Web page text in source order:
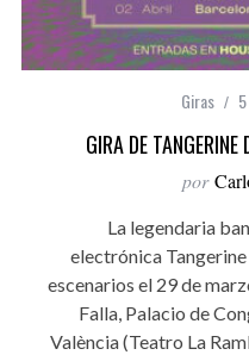
Giras
GIRA DE
por
La legendaria
electrónica
escenarios el 29 de
Falla, Palacio de
València (Teatro La